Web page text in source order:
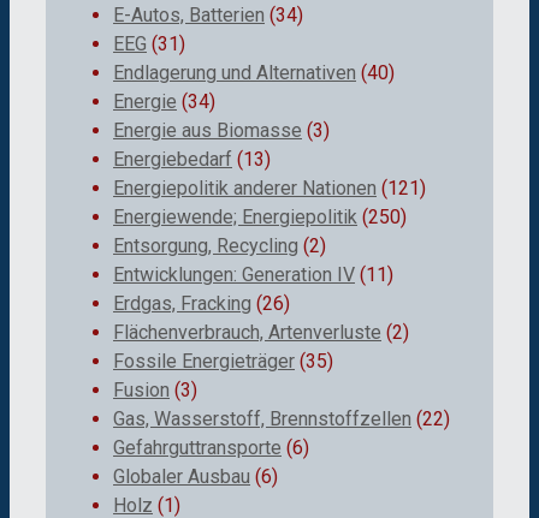
E-Autos, Batterien (34)
EEG (31)
Endlagerung und Alternativen (40)
Energie (34)
Energie aus Biomasse (3)
Energiebedarf (13)
Energiepolitik anderer Nationen (121)
Energiewende; Energiepolitik (250)
Entsorgung, Recycling (2)
Entwicklungen: Generation IV (11)
Erdgas, Fracking (26)
Flächenverbrauch, Artenverluste (2)
Fossile Energieträger (35)
Fusion (3)
Gas, Wasserstoff, Brennstoffzellen (22)
Gefahrguttransporte (6)
Globaler Ausbau (6)
Holz (1)